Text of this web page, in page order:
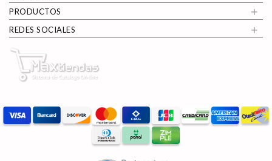
PRODUCTOS +
REDES SOCIALES +